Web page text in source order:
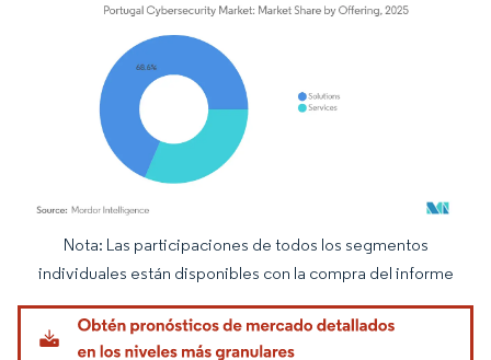
Imagen © Mordor Intelligence. El uso requiere atribución según CC BY 4.0.
Nota: Las participaciones de todos los segmentos
individuales están disponibles con la compra del informe